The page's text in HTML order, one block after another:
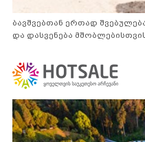
ბავშვებთან ერთად
და დასვენება